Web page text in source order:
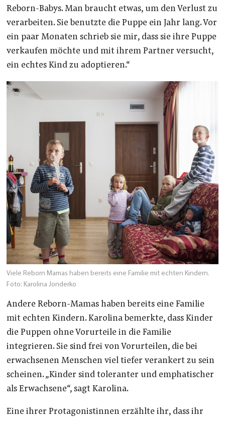
Reborn-Babys. Man braucht etwas, um den Verlust zu
verarbeiten. Sie benutzte die Puppe ein Jahr lang. Vor
ein paar Monaten schrieb sie mir, dass sie ihre Puppe
verkaufen möchte und mit ihrem Partner versucht,
ein echtes Kind zu adoptieren.“
Viele Reborn Mamas haben bereits eine Familie mit echten Kindern.
Foto: Karolina Jonderko
Andere Reborn-Mamas haben bereits eine Familie
mit echten Kindern. Karolina bemerkte, dass Kinder
die Puppen ohne Vorurteile in die Familie
integrieren. Sie sind frei von Vorurteilen, die bei
erwachsenen Menschen viel tiefer verankert zu sein
scheinen. „Kinder sind toleranter und emphatischer
als Erwachsene“, sagt Karolina.
Eine ihrer Protagonistinnen erzählte ihr, dass ihr